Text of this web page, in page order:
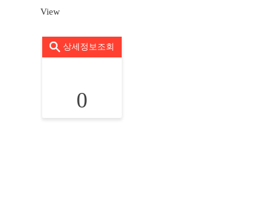
View
상세정보조회
0